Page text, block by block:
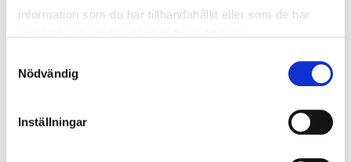
information som du har tillhandahållit eller som de har
Nödvändig
Inställningar
Handpenning